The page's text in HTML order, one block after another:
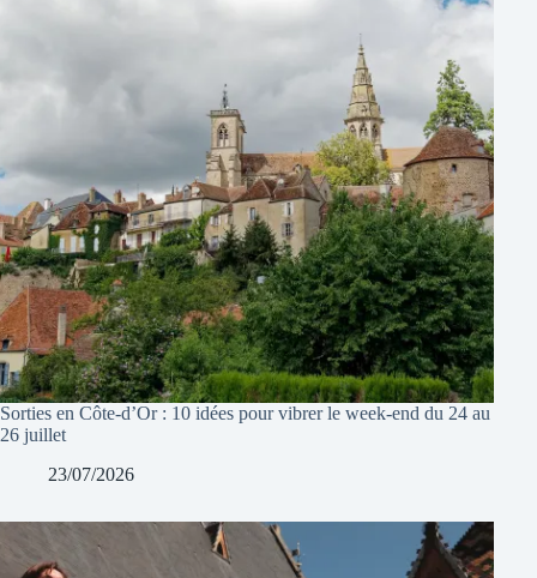
Sorties en Côte-d’Or : 10 idées pour vibrer le week-end du 24 au
26 juillet
23/07/2026